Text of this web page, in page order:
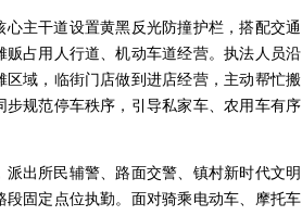
主干道设置黄黑反光防撞护栏，搭配交通
占用人行道、机动车道经营。执法人员沿
域，临街门店做到进店经营，主动帮忙搬
规范停车秩序，引导私家车、农用车有序
出所民辅警、路面交警、镇村新时代文明
固定点位执勤。面对骑乘电动车、摩托车